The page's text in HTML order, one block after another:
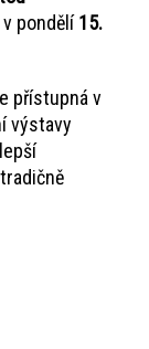
pondělí15.
přístupná v
výstavy